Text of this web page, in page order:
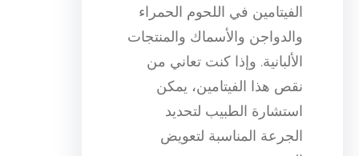
الفيتامين في اللحوم الحمراء
والدواجن والأسماك والمنتجات
الألبانية. وإذا كنت تعاني من
نقص هذا الفيتامين، يمكن
استشارة الطبيب لتحديد
الجرعة المناسبة لتعويض